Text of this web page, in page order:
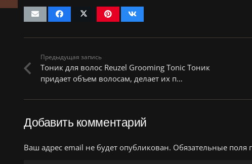
Предыдущая запись
Тоник для волос Reuzel Grooming Tonic Тоник
придает объем волосам, делает их п…
Добавить комментарий
Ваш адрес email не будет опубликован. Обязательные поля